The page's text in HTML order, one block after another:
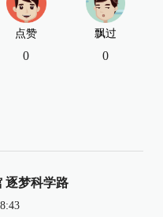
点赞
0
飘过
0
逐梦科学路